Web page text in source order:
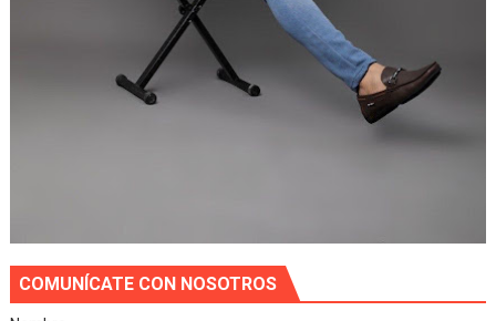
COMUNÍCATE CON NOSOTROS